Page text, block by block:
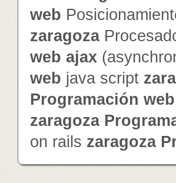
web
zaragoza
web ajax
web java script
Programación web
zaragoza
on rails zaragoza